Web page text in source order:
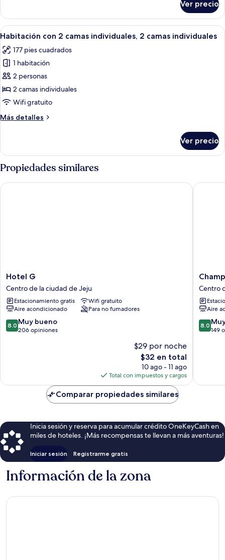
doble
Ver precio
Abrir
todas
las
fotos
de
Habitación
con
camas
camas
individuales
Habitación de hotel con dos camas,
16
Habitación con 2 camas individuales, 2 camas individuales
177 pies cuadrados
1 habitación
2 personas
2 camas individuales
Wifi gratuito
Más detalles
Más
con
2
camas
individuales,
2
Ver precio
Propiedades similares
Hotel
G
Centro
de
la
ciudad
de
Hotel G
Centro de la ciudad de Jeju
Estacionamiento gratis
Wifi gratuito
Aire acondicionado
Para no fumadores
8.0
de
8.0 Muy bueno
206 opiniones
$29 por noche
El
precio
actual
es
de
$32
$32 en total
10 ago - 11 ago
Total con impuestos y cargos
Hotel G
Hotel
Jeju
Centro
de
la
ciudad
Centro
Aire
8.0
de
8.0
149
Comparar propiedades similares
Inicia sesión y reserva para acumular crédito OneKeyCash en
miles de hoteles. ¡Más recompensas te llevan a más aventuras!
Iniciar sesión Registrarme gratis
Información de la zona